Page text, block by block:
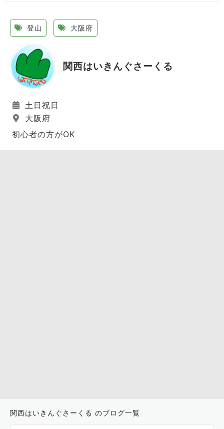
登山 大阪府
関西はいきんぐさーくる
土日祝日
大阪府
初心者の方がOK
関西はいきんぐさーくる のブログ一覧